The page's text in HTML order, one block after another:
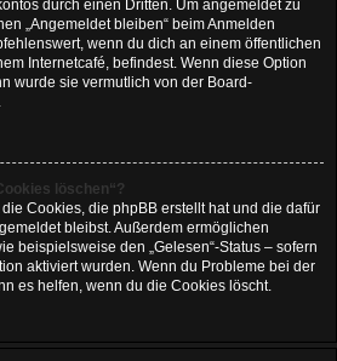
durch einen Dritten. Um angemeldet zu
„Angemeldet bleiben“ beim Anmelden
wenn du dich an einem öffentlichen
Internetcafé, befindest. Wenn diese Option
wurde sie vermutlich von der Board-
löschen“?
Cookies, die phpBB erstellt hat und die dafür
bleibst. Außerdem ermöglichen
beispielsweise den „Gelesen“-Status – sofern
aktiviert wurden. Wenn du Probleme bei der
es helfen, wenn du die Cookies löscht.